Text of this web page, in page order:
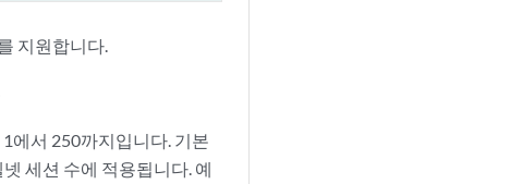
지원합니다.
에서 250까지입니다. 기본
세션 수에 적용됩니다. 예